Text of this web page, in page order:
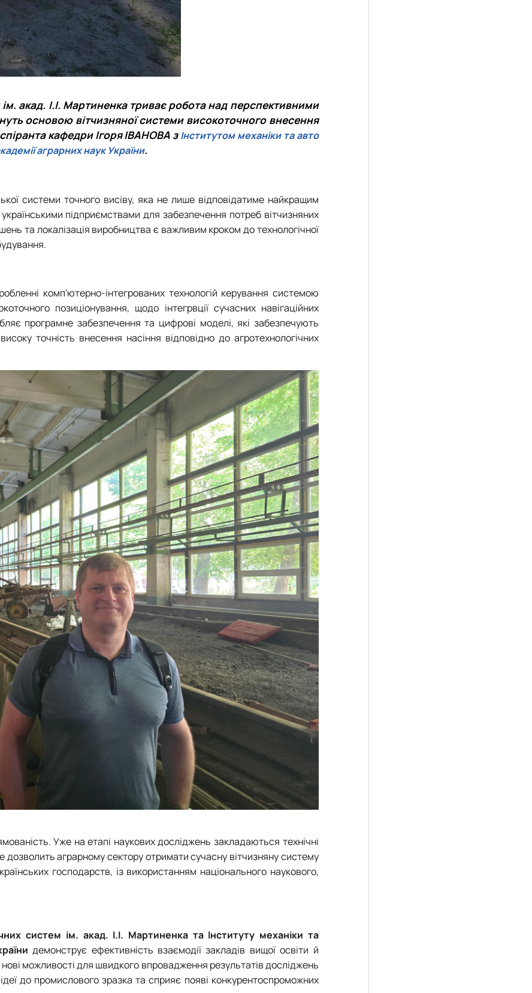
акад. І.І. Мартиненка триває робота над перспективними
основою вітчизняної системи високоточного внесення
кафедри Ігоря ІВАНОВА зІнститутом механіки та авто
аграрних наук України.
системи точного висіву, яка не лише відповідатиме найкращим
підприємствами для забезпечення потреб вітчизняних
та локалізація виробництва є важливим кроком до технологічної
комп'ютерно-інтегрованих технологій керування системою
позиціонування, щодо інтегрвції сучасних навігаційних
програмне забезпечення та цифрові моделі, які забезпечують
точність внесення насіння відповідно до агротехнологічних
Уже на етапі наукових досліджень закладаються технічні
дозволить аграрному сектору отримати сучасну вітчизняну систему
господарств, із використанням національного наукового,
систем ім. акад. І.І. Мартиненка та Інституту механіки та
демонструє ефективність взаємодії закладів вищої освіти й
можливості для швидкого впровадження результатів досліджень
до промислового зразка та сприяє появі конкурентоспроможних